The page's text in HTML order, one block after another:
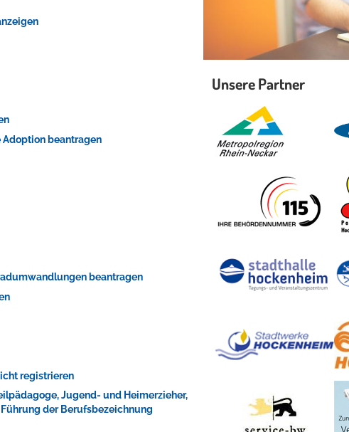
Adoption beantragen
beantragen
registrieren
Jugend- und Heimerzieher,
der Berufsbezeichnung
Unsere Partner